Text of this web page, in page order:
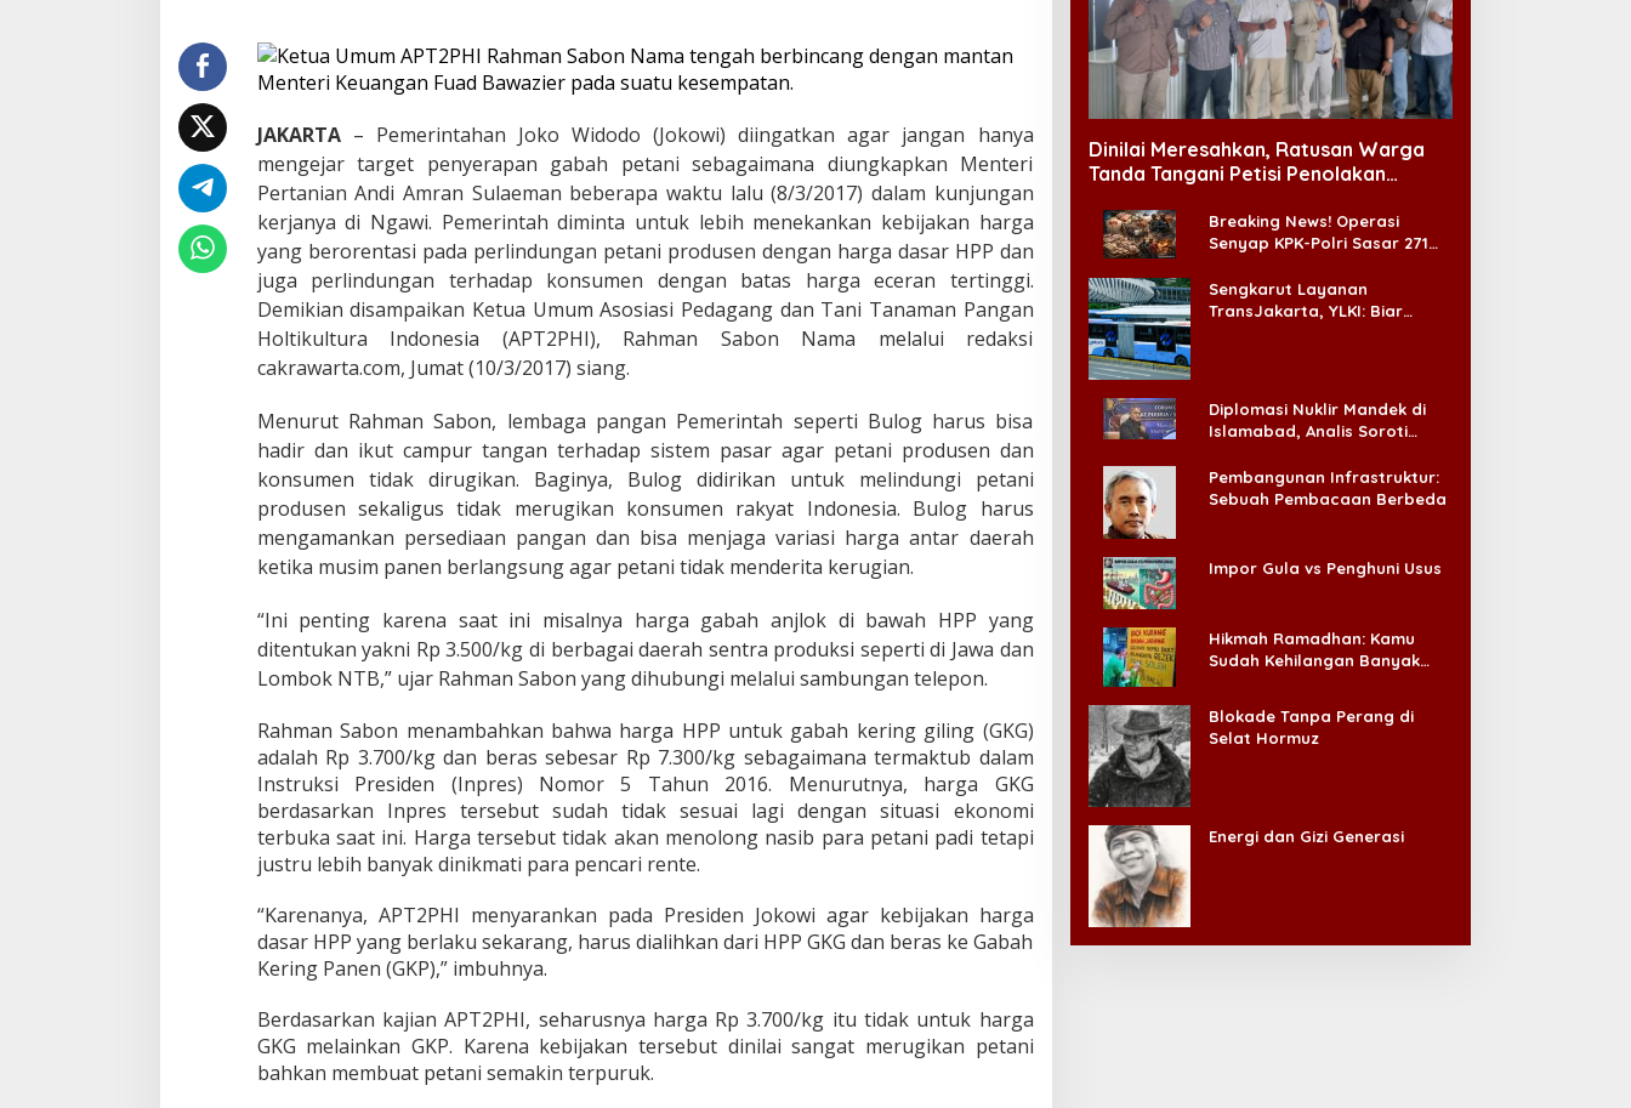
l
i
e
m
r
i
n
t
a
h
T
d
k
P
o
P
e
a
JAKARTA– Pemerintahan Joko Widodo (Jokowi) diingatkan agar jangan hanya
mengejar target penyerapan gabah petani sebagaimana diungkapkan Menteri
Pertanian Andi Amran Sulaeman beberapa waktu lalu (8/3/2017) dalam kunjungan
kerjanya di Ngawi. Pemerintah diminta untuk lebih menekankan kebijakan harga
yang berorentasi pada perlindungan petani produsen dengan harga dasar HPP dan
juga perlindungan terhadap konsumen dengan batas harga eceran tertinggi.
Demikian disampaikan Ketua Umum Asosiasi Pedagang dan Tani Tanaman Pangan
Holtikultura Indonesia (APT2PHI), Rahman Sabon Nama melalui redaksi
cakrawarta.com, Jumat (10/3/2017) siang.
Menurut Rahman Sabon, lembaga pangan Pemerintah seperti Bulog harus bisa
hadir dan ikut campur tangan terhadap sistem pasar agar petani produsen dan
konsumen tidak dirugikan. Baginya, Bulog didirikan untuk melindungi petani
produsen sekaligus tidak merugikan konsumen rakyat Indonesia. Bulog harus
mengamankan persediaan pangan dan bisa menjaga variasi harga antar daerah
ketika musim panen berlangsung agar petani tidak menderita kerugian.
“Ini penting karena saat ini misalnya harga gabah anjlok di bawah HPP yang
ditentukan yakni Rp 3.500/kg di berbagai daerah sentra produksi seperti di Jawa dan
Lombok NTB,” ujar Rahman Sabon yang dihubungi melalui sambungan telepon.
Rahman Sabon menambahkan bahwa harga HPP untuk gabah kering giling (GKG)
adalah Rp 3.700/kg dan beras sebesar Rp 7.300/kg sebagaimana termaktub dalam
Instruksi Presiden (Inpres) Nomor 5 Tahun 2016. Menurutnya, harga GKG
berdasarkan Inpres tersebut sudah tidak sesuai lagi dengan situasi ekonomi
terbuka saat ini. Harga tersebut tidak akan menolong nasib para petani padi tetapi
justru lebih banyak dinikmati para pencari rente.
“Karenanya, APT2PHI menyarankan pada Presiden Jokowi agar kebijakan harga
dasar HPP yang berlaku sekarang, harus dialihkan dari HPP GKG dan beras ke Gabah
Kering Panen (GKP),” imbuhnya.
Berdasarkan kajian APT2PHI, seharusnya harga Rp 3.700/kg itu tidak untuk harga
GKG melainkan GKP. Karena kebijakan tersebut dinilai sangat merugikan petani
bahkan membuat petani semakin terpuruk.
Dinilai Meresahkan, Ratusan Warga
Tanda Tangani Petisi Penolakan
Breaking News! Operasi
Senyap KPK-Polri Sasar 271
Ada ‘Badai Pemeriksaan’
Sengkarut Layanan
TransJakarta, YLKI: Biar
Diplomasi Nuklir Mandek di
Islamabad, Analis Soroti
Pembangunan Infrastruktur:
Sebuah Pembacaan Berbeda
Impor Gula vs Penghuni Usus
Hikmah Ramadhan: Kamu
Sudah Kehilangan Banyak
Blokade Tanpa Perang di
Selat Hormuz
Energi dan Gizi Generasi